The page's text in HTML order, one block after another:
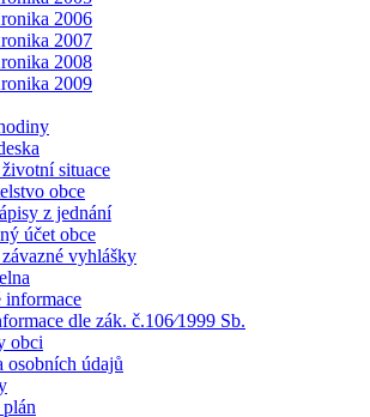
2006
2007
2008
2009
situace
obce
z jednání
účet obce
vyhlášky
informace
dle zák. č.106⁄1999 Sb.
obci
osobních údajů